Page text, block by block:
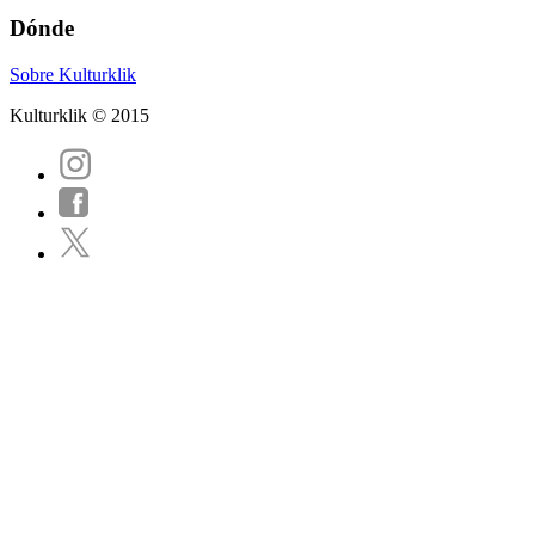
Dónde
Sobre Kulturklik
Kulturklik © 2015